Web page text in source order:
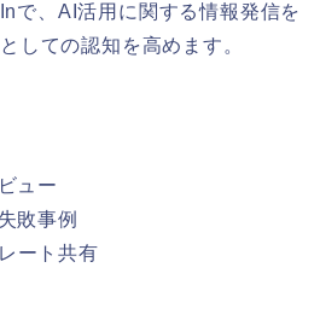
で、AI活用に関する情報発信を
しての認知を高めます。
ュー
敗事例
ート共有